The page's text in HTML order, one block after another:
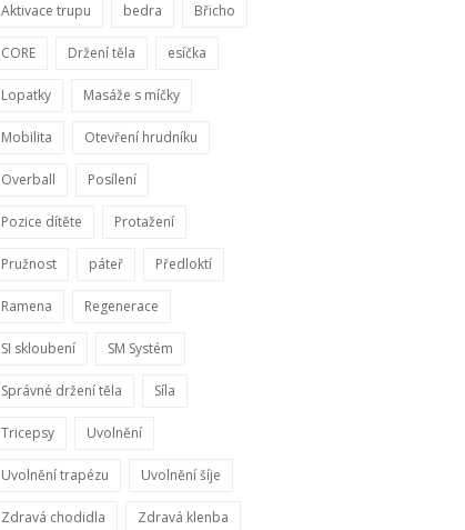
Aktivace trupu bedra Břicho
CORE Držení těla esíčka
Lopatky Masáže s míčky
Mobilita Otevření hrudníku
Overball Posílení
Pozice dítěte Protažení
Pružnost páteř Předloktí
Ramena Regenerace
SI skloubení SM Systém
Správné držení těla Síla
Tricepsy Uvolnění
Uvolnění trapézu Uvolnění šíje
Zdravá chodidla Zdravá klenba